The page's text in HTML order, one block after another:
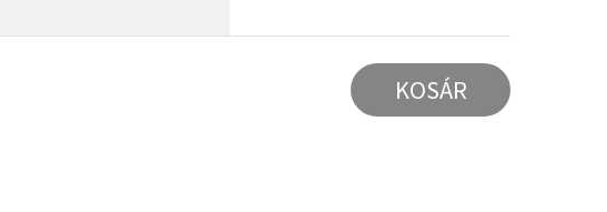
KOSÁR